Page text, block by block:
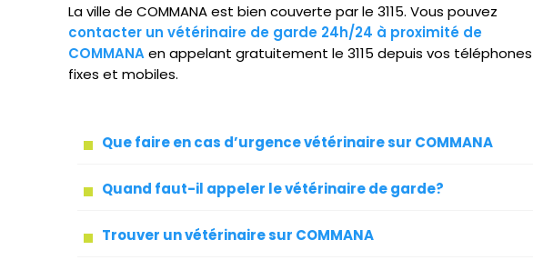
La ville de COMMANA est bien couverte par le 3115. Vous pouvez
contacter un vétérinaire de garde 24h/24 à proximité de
COMMANAen appelant gratuitement le 3115 depuis vos téléphones
fixes et mobiles.
Que faire en cas d’urgence vétérinaire sur COMMANA
Quand faut-il appeler le vétérinaire de garde?
Trouver un vétérinaire sur COMMANA